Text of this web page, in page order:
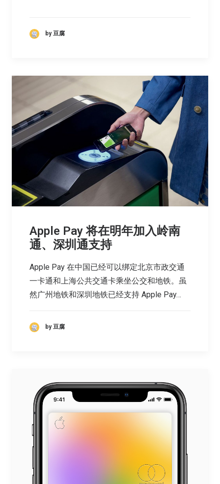
by 豆腐
Apple Pay 将在明年加入岭南
通、深圳通支持
Apple Pay 在中国已经可以绑定北京市政交通
一卡通和上海公共交通卡乘坐公交和地铁。虽
然广州地铁和深圳地铁已经支持 Apple Pay…
by 豆腐